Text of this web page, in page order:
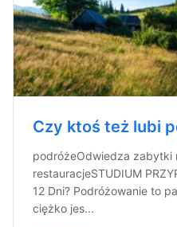
Czy ktoś też lubi
podróżeOdwiedza zabytki
restauracjeSTUDIUM
12 Dni? Podróżowanie to
ciężko jes...